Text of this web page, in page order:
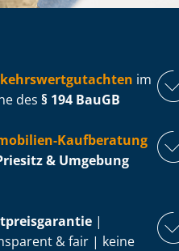
im
des § 194 BauGB
Kaufberatung
& Umgebung
|
& fair | keine